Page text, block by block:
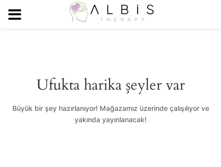
Ufukta harika şeyler var
Büyük bir şey hazırlanıyor! Mağazamız üzerinde çalışılıyor ve
yakında yayınlanacak!